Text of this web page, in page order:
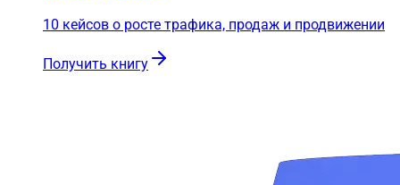
10 кейсов о росте трафика, продаж и продвижении
Получить книгу